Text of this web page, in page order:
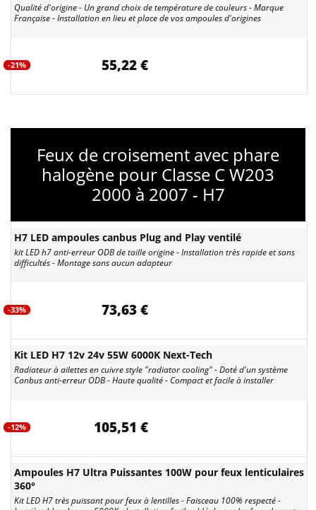
Qualité d'origine - Un grand choix de température de couleurs - Marque
Française - Installation en lieu et place de vos ampoules d'origines
-21% 55,22 €
Feux de croisement avec phare
halogène pour Classe C W203
2000 à 2007 - H7
H7 LED ampoules canbus Plug and Play ventilé
kit LED h7 anti-erreur ODB de taille origine - Installation très rapide et sans
difficultés - Montage sans aucun adapteur
-33% 73,63 €
Kit LED H7 12v 24v 55W 6000K Next-Tech
Radiateur à ailettes en cuivre style "radiator cooling" - Doté d'un système
Canbus anti-erreur ODB - Haute qualité - Compact et facile à installer
-12% 105,51 €
Ampoules H7 Ultra Puissantes 100W pour feux lenticulaires
360°
Kit LED H7 très puissant pour feux à lentilles - Faisceau 100% respecté -